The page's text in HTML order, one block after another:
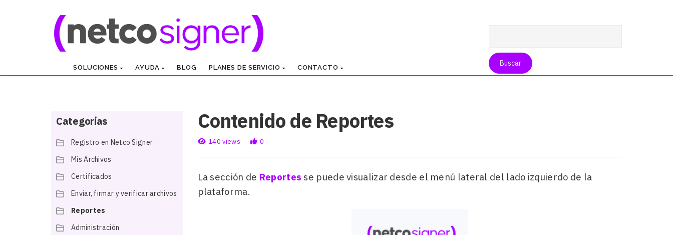
SOLUCIONES AYUDA BLOG PLANES DE SERVICIO CONTACTO
Categorías
Registro en Netco Signer
Mis Archivos
Certificados
Enviar, firmar y verificar archivos
Reportes
Administración
Contenido de Reportes
140 views 0
La sección de Reportes se puede visualizar desde el menú lateral del lado izquierdo de la
plataforma.